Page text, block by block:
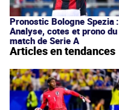
Pronostic Bologne Spezia :
Analyse, cotes et prono du
match de Serie A
Articles en tendances